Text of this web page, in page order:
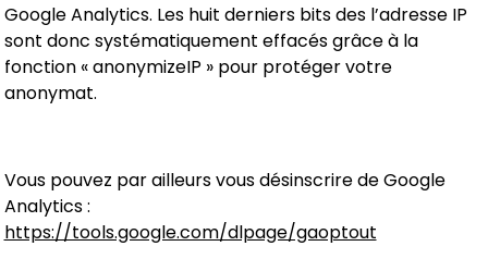
Google Analytics. Les huit derniers bits des l’adresse IP
sont donc systématiquement effacés grâce à la
fonction « anonymizeIP » pour protéger votre
anonymat.
Vous pouvez par ailleurs vous désinscrire de Google
Analytics :
https://tools.google.com/dlpage/gaoptout